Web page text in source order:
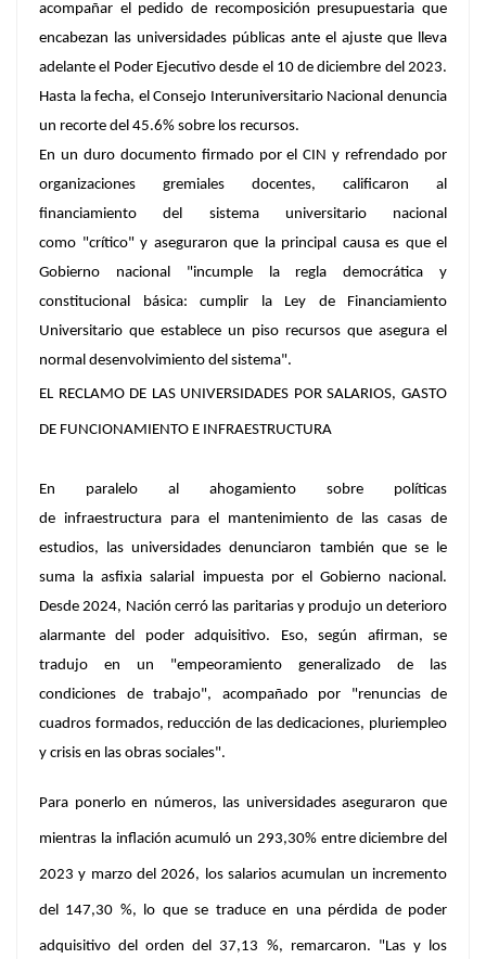
acompañar el pedido de recomposición presupuestaria que
encabezan las universidades públicas ante el ajuste que lleva
adelante el Poder Ejecutivo desde el 10 de diciembre del 2023.
Hasta la fecha, elConsejo Interuniversitario Nacional denuncia
un recorte del 45.6% sobre los recursos.
En un duro documento firmado por elCIN y refrendado por
organizaciones gremiales docentes, calificaron al
financiamiento del sistema universitario nacional
como "crítico" y aseguraron que la principal causa es que el
Gobierno nacional "incumple la regla democrática y
constitucional básica: cumplir la Ley de Financiamiento
Universitario que establece un piso recursos que asegura el
normal desenvolvimiento del sistema".
EL RECLAMO DE LAS UNIVERSIDADES POR SALARIOS, GASTO
DE FUNCIONAMIENTO E INFRAESTRUCTURA
En paralelo al ahogamiento sobre políticas
de infraestructurapara el mantenimiento de las casas de
estudios, las universidades denunciaron también que se le
suma laasfixia salarial
impuesta por el Gobierno nacional.
Desde 2024, Nación cerró las paritarias y produjo un deterioro
alarmante del poder adquisitivo. Eso, según afirman, se
tradujo en un "empeoramiento generalizado de las
condiciones de trabajo", acompañado por "renuncias de
cuadros formados, reducción de las dedicaciones, pluriempleo
y crisis en las obras sociales".
Para ponerlo en números, las universidades aseguraron que
mientras la inflación acumuló un 293,30% entre diciembre del
2023 y marzo del 2026, los salarios acumulan un incremento
del 147,30 %, lo que se traduce en una pérdida de poder
adquisitivo del orden del 37,13 %, remarcaron. "Las y los